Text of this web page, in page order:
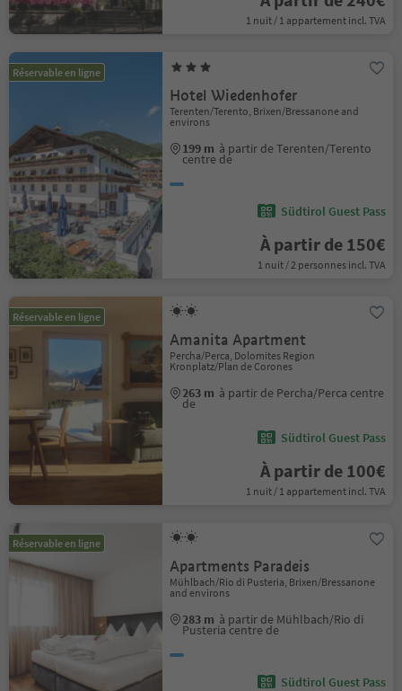
1 nuit / 1 appartement incl. TVA
Réservable en ligne
Hotel Wiedenhofer
Terenten/Terento, Brixen/Bressanone and
environs
199 m à partir de Terenten/Terento
centre de
Südtirol Guest Pass
À partir de 150€
1 nuit / 2 personnes incl. TVA
Réservable en ligne
Amanita Apartment
Percha/Perca, Dolomites Region
Kronplatz/Plan de Corones
263 m à partir de Percha/Perca centre
de
Südtirol Guest Pass
À partir de 100€
1 nuit / 1 appartement incl. TVA
Réservable en ligne
Apartments Paradeis
Mühlbach/Rio di Pusteria, Brixen/Bressanone
and environs
283 m à partir de Mühlbach/Rio di
Pusteria centre de
Südtirol Guest Pass